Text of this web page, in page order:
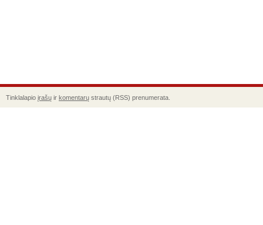
Tinklalapio įrašų ir komentarų strautų (RSS) prenumerata.